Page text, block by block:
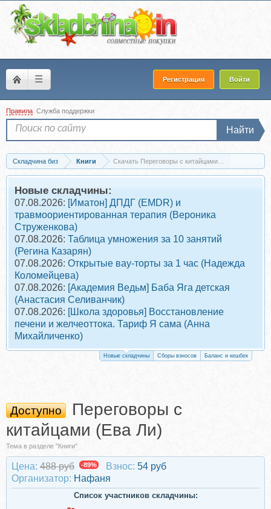
☰ Регистрация Войти
Правила Служба поддержки
Найти
Складчина биз Книги Скачать Переговоры с китайцами (Ева Ли)
Новые складчины:
07.08.2026: [Иматон] ДПДГ (EMDR) и
травмоориентированная терапия (Вероника
Струженкова)
07.08.2026: Таблица умножения за 10 занятий
(Регина Казарян)
07.08.2026: Открытые вау-торты за 1 час (Надежда
Коломейцева)
07.08.2026: [Академия Ведьм] Баба Яга детская
(Анастасия Селиванчик)
07.08.2026: [Школа здоровья] Восстановление
печени и желчеоттока. Тариф Я сама (Анна
Михайличенко)
Новые складчины Сборы взносов Баланс и кешбек
Доступно
Переговоры с
китайцами (Ева Ли)
Тема в разделе "Книги"
Цена: 488 руб -89% Взнос: 54 руб
Организатор: Нафаня
Список участников складчины: